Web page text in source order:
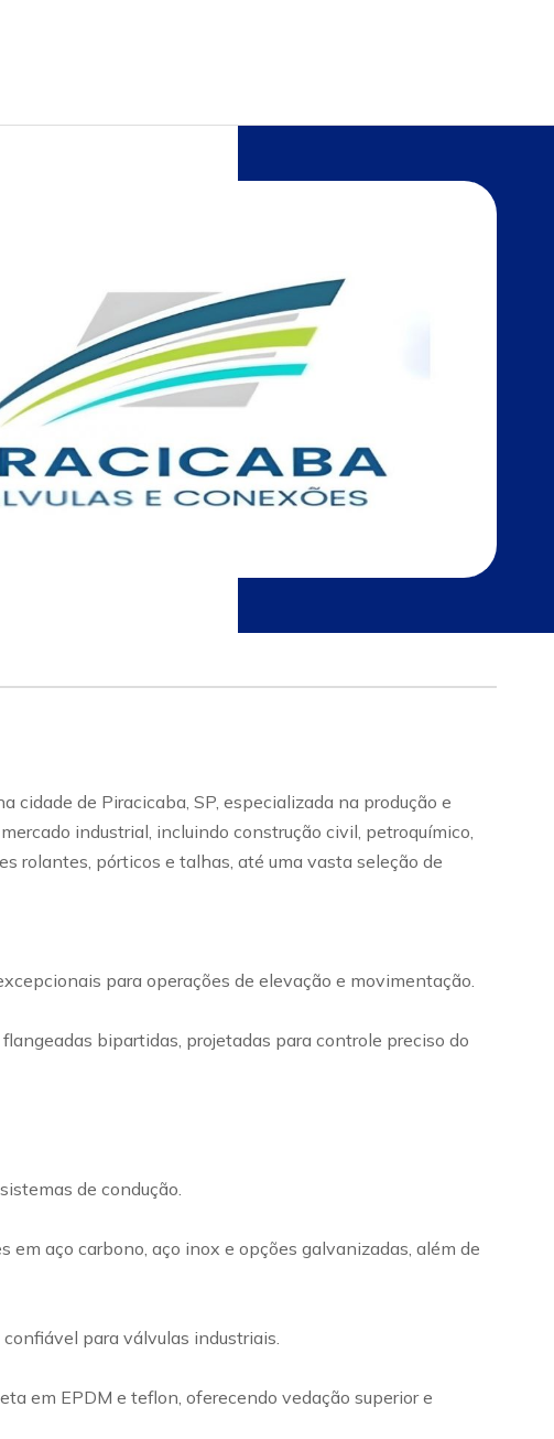
cidade de Piracicaba, SP, especializada na produção e
industrial, incluindo construção civil, petroquímico,
rolantes, pórticos e talhas, até uma vasta seleção de
para operações de elevação e movimentação.
bipartidas, projetadas para controle preciso do
de condução.
em aço carbono, aço inox e opções galvanizadas, além de
para válvulas industriais.
em EPDM e teflon, oferecendo vedação superior e